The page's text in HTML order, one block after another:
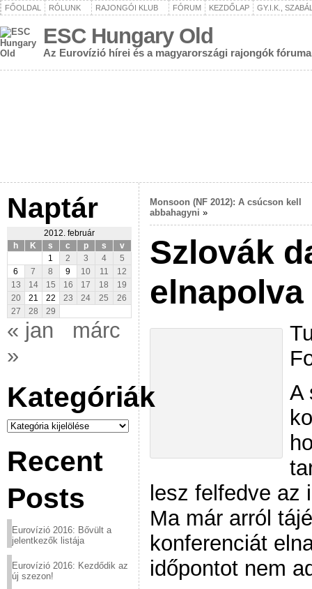
FŐOLDAL RÓLUNK RAJONGÓI KLUB FÓRUM KEZDŐLAP GY.I.K.,
ESC Hungary Old
Az Eurovízió hírei és a magyarországi rajongók fóruma
Naptár
2012. február
h
K s c p s
v
1
2 3 4
5
6
7 8 9 10 11
12
13
14 15 16 17 18
19
20
21 22 23 24 25
26
27
28 29
« jan
márc
»
Kategóriák
Kategóriák
Recent
Posts
Eurovízió 2016: Bővült a
jelentkezők listája
Eurovízió 2016: Kezdődik az
új szezon!
Monsoon (NF 2012): A csúcson kell
abbahagyni »
Szlovák
elnapolva
A
lesz felfedve az
Ma már arról
konferenciát
időpontot nem